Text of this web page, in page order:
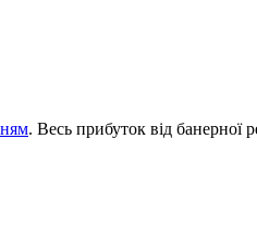
. Весь прибуток від банерної